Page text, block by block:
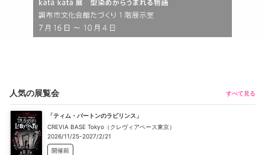
人気の展覧会 すべて見る
「ティム・バートンのラビリンス」
CREVIA BASE Tokyo（クレヴィアベース東京）
2026/11/25-2027/2/21
開催前